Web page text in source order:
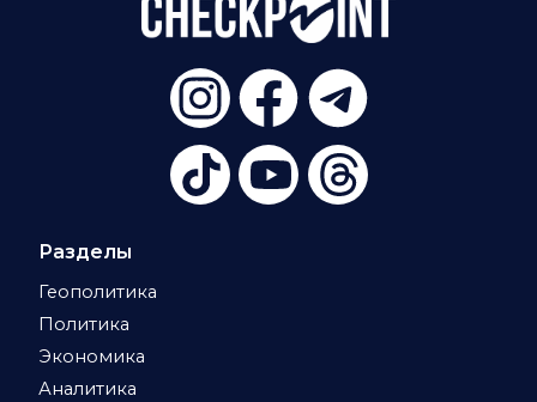
Разделы
Геополитика
Политика
Экономика
Аналитика